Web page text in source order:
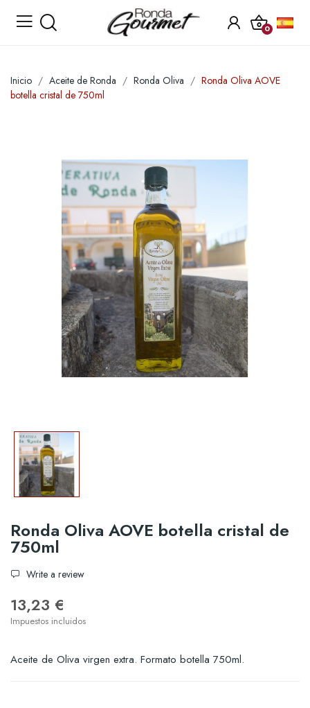
0
Inicio Aceite de Ronda Ronda Oliva
Ronda Oliva AOVE
botella cristal de 750ml
Ronda Oliva AOVE botella cristal de
750ml
Write a review
13,23 €
Impuestos incluidos
Aceite de Oliva virgen extra. Formato botella 750ml.